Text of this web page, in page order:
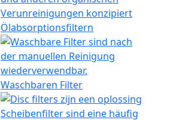
Ölabsorptionsfiltern
Waschbaren Filter